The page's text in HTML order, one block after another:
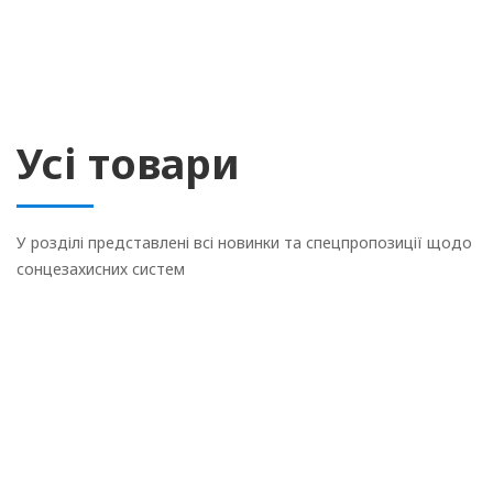
Усі товари
У розділі представлені всі новинки та спецпропозиції щодо
сонцезахисних систем